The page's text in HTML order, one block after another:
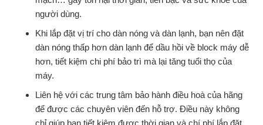
người dùng.
Khi lắp đặt vị trí cho dàn nóng và dàn lạnh, bạn nên đặt
dàn nóng thấp hơn dàn lạnh để dầu hồi về block máy dễ
hơn, tiết kiệm chi phí bảo trì mà lại tăng tuổi thọ của
máy.
Liên hệ với các trung tâm bảo hành điều hoà của hãng
để được các chuyên viên đến hỗ trợ. Điều này không
chỉ giúp bạn tiết kiệm được thời gian và chí phí lắp đặt